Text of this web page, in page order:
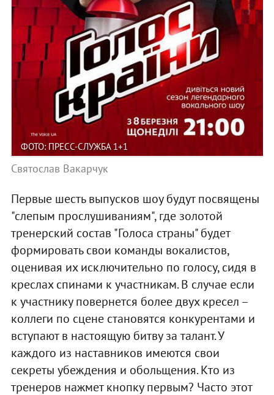
ФОТО: ПРЕСС-СЛУЖБА 1+1
Святослав Вакарчук
Первые шесть выпусков шоу будут посвящены
"слепым прослушиваниям", где золотой
тренерский состав "Голоса страны" будет
формировать свои команды вокалистов,
оценивая их исключительно по голосу, сидя в
креслах спинами к участникам. В случае если
к участнику повернется более двух кресел –
коллеги по сцене становятся конкурентами и
вступают в настоящую битву за талант. У
каждого из наставников имеются свои
секреты убеждения и обольщения. Кто из
тренеров нажмет кнопку первым? Часто этот